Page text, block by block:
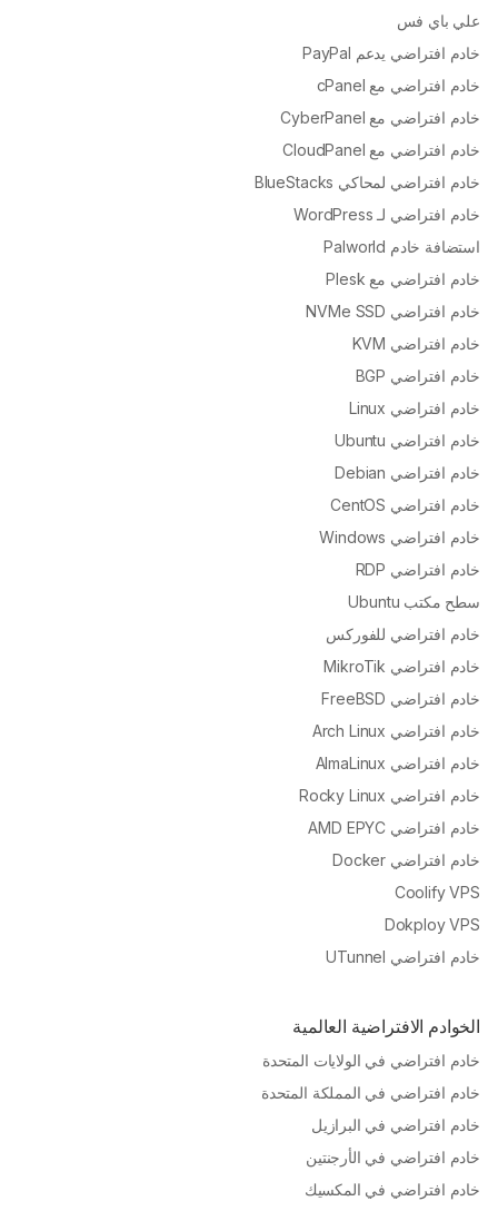
علي باي فس
خادم افتراضي يدعم PayPal
خادم افتراضي مع cPanel
خادم افتراضي مع CyberPanel
خادم افتراضي مع CloudPanel
خادم افتراضي لمحاكي BlueStacks
خادم افتراضي لـ WordPress
استضافة خادم Palworld
خادم افتراضي مع Plesk
خادم افتراضي NVMe SSD
خادم افتراضي KVM
خادم افتراضي BGP
خادم افتراضي Linux
خادم افتراضي Ubuntu
خادم افتراضي Debian
خادم افتراضي CentOS
خادم افتراضي Windows
خادم افتراضي RDP
سطح مكتب Ubuntu
خادم افتراضي للفوركس
خادم افتراضي MikroTik
خادم افتراضي FreeBSD
خادم افتراضي Arch Linux
خادم افتراضي AlmaLinux
خادم افتراضي Rocky Linux
خادم افتراضي AMD EPYC
خادم افتراضي Docker
Coolify VPS
Dokploy VPS
خادم افتراضي UTunnel
الخوادم الافتراضية العالمية
خادم افتراضي في الولايات المتحدة
خادم افتراضي في المملكة المتحدة
خادم افتراضي في البرازيل
خادم افتراضي في الأرجنتين
خادم افتراضي في المكسيك